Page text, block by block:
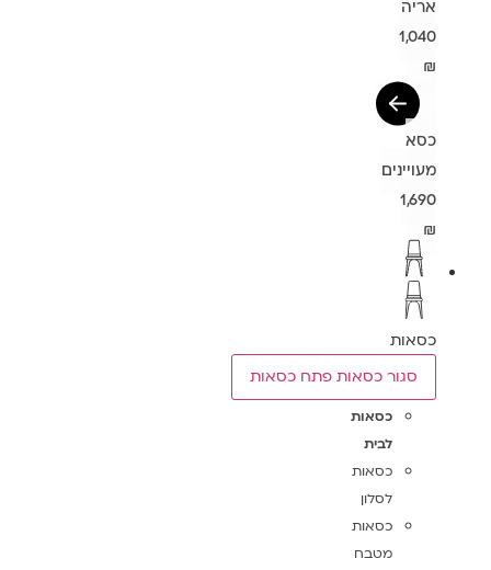
אריה
1,040
₪
כסא
מעויינים
1,690
₪
כסאות
סגור כסאות פתח כסאות
כסאות
לבית
כסאות
לסלון
כסאות
מטבח